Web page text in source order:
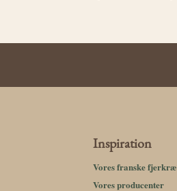
Inspiration
Vores franske fjerkræ
Vores producenter